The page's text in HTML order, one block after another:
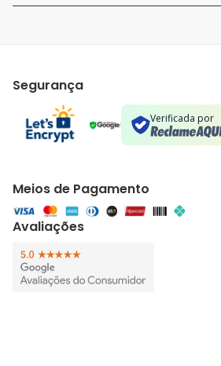
Segurança
Verificada por
Meios de Pagamento
Avaliações